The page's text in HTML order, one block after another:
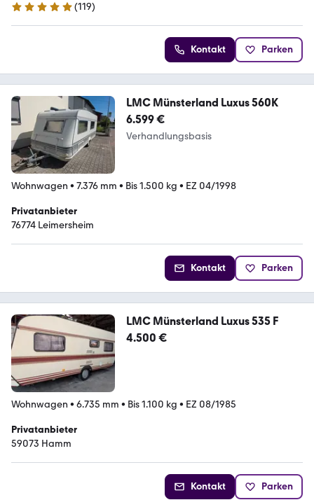
4.8 Sterne
(119)
Kontakt Parken
LMC Münsterland Luxus 560K
6.599 €
Verhandlungsbasis
Wohnwagen • 7.376 mm • Bis 1.500 kg • EZ 04/1998
Privatanbieter
76774 Leimersheim
Kontakt Parken
LMC Münsterland Luxus 535 F
4.500 €
Wohnwagen • 6.735 mm • Bis 1.100 kg • EZ 08/1985
Privatanbieter
59073 Hamm
Kontakt Parken